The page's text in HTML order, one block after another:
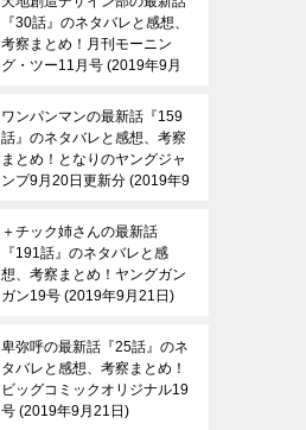
『30話』のネタバレと感想、
考察まとめ！月刊モーニン
グ・ツー11月号 2019年9月
ワンパンマンの最新話『159
話』のネタバレと感想、考察
まとめ！となりのヤングジャ
ンプ9月20日更新分 2019年9
＋チック姉さんの最新話
『191話』のネタバレと感
想、考察まとめ！ヤングガン
ガン19号 2019年9月21日
卑弥呼の最新話『25話』のネ
タバレと感想、考察まとめ！
ビッグコミックオリジナル19
号 2019年9月21日